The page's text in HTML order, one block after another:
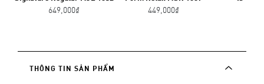
649,000₫ 449,000₫
THÔNG TIN SẢN PHẨM